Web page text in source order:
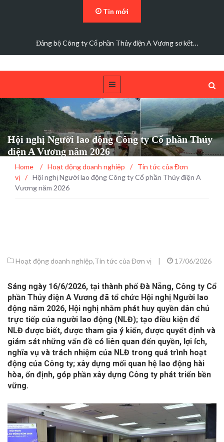
Tin mới
Đảng bộ Công ty Cổ phần Thủy điện A Vương sơ kết…
Hội nghị Người lao động Công ty Cổ phần Thủy
điện A Vương năm 2026
Home / Hoạt động doanh nghiệp /
Tin tức của Đơn
vị / Hội nghị Người lao động Công ty Cổ phần Thủy điện A
Vương năm 2026
Hoạt động doanh nghiệp,Tin tức của Đơn vị | 17/06/2026
Sáng ngày 16/6/2026, tại thành phố Đà Nẵng, Công ty Cổ
phần Thủy điện A Vương đã tổ chức Hội nghị Người lao
động năm 2026, Hội nghị nhằm phát huy quyền dân chủ
trực tiếp của người lao động (NLĐ); tạo điều kiện để
NLĐ được biết, được tham gia ý kiến, được quyết định và
giám sát những vấn đề có liên quan đến quyền, lợi ích,
nghĩa vụ và trách nhiệm của NLĐ trong quá trình hoạt
động của Công ty; xây dựng mối quan hệ lao động hài
hòa, ổn định, góp phần xây dựng Công ty phát triển bền
vững.